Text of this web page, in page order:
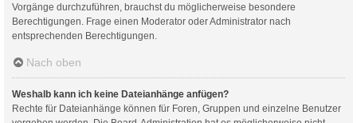
Vorgänge durchzuführen, brauchst du möglicherweise besondere
Berechtigungen. Frage einen Moderator oder Administrator nach
entsprechenden Berechtigungen.
Nach oben
Weshalb kann ich keine Dateianhänge anfügen?
Rechte für Dateianhänge können für Foren, Gruppen und einzelne Benutzer